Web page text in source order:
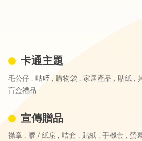
卡通主題
毛公仔 , 咕𠱸 , 購物袋 , 家居產品 , 貼紙 ,
盲盒禮品
宣傳贈品
襟章 , 膠 / 紙扇 , 咭套 , 貼紙 , 手機套 , 螢